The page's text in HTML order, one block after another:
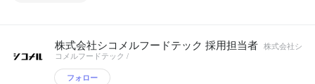
株式会社シコメルフードテック 採用担当者 株式会社シ
コメルフードテック /
フォロー